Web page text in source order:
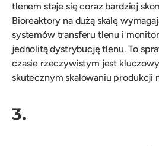
tlenem staje się coraz bardziej
Bioreaktory na dużą skalę
systemów transferu tlenu i
jednolitą dystrybucję tlenu. To
czasie rzeczywistym jest
skutecznym skalowaniu produkcji
3.